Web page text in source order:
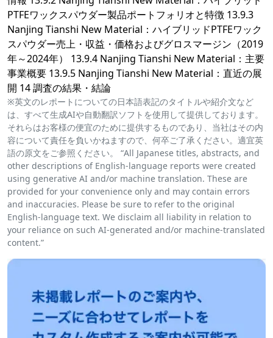
PTFEワックスパウダー製品ポートフォリオと特徴 13.9.3
Nanjing Tianshi New Material：ハイブリッドPTFEワック
スパウダー売上・収益・価格およびグロスマージン（2019
年～2024年） 13.9.4 Nanjing Tianshi New Material：主要
事業概要 13.9.5 Nanjing Tianshi New Material：直近の展
開 14 調査の結果・結論
※英文のレポートについての日本語表記のタイトルや紹介文など
は、すべて生成AIや自動翻訳ソフトを使用して提供しております。
それらはお客様の便宜のために提供するものであり、当社はその内
容について責任を負いかねますので、何卒ご了承ください。適宜英
語の原文をご参照ください。 “All Japanese titles, abstracts, and
other descriptions of English-language reports were created
using generative AI and/or machine translation. These are
provided for your convenience only and may contain errors
and inaccuracies. Please be sure to refer to the original
English-language text. We disclaim all liability in relation to
your reliance on such AI-generated and/or machine-translated
content.”